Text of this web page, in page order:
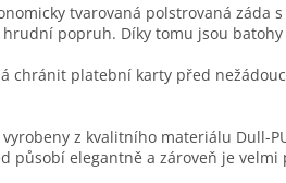
p
i
u
tvarovaná polstrovaná záda
popruh. Díky tomu jsou
chránit platební karty před
z kvalitního materiálu Dull-
působí elegantně a zároveň je